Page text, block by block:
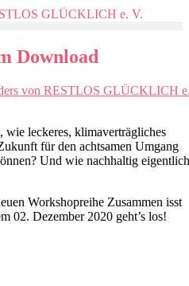
Download
wie leckeres, klimaverträgliches
für den achtsamen Umgang
Und wie nachhaltig eigentlich
Workshopreihe Zusammen isst
02. Dezember 2020 geht’s los!